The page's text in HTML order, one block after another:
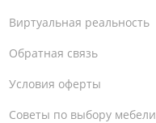
Виртуальная реальность
Обратная связь
Условия оферты
Советы по выбору мебели